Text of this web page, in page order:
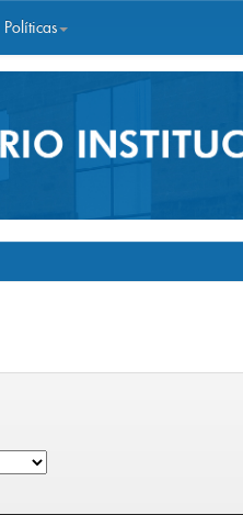
Políticas